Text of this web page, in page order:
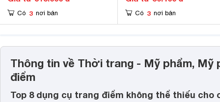
Có 3 nơi bán Có 3 nơi bán
Thông tin về Thời trang - Mỹ phẩm, Mỹ
điểm
Top 8 dụng cụ trang điểm không thể thiếu cho